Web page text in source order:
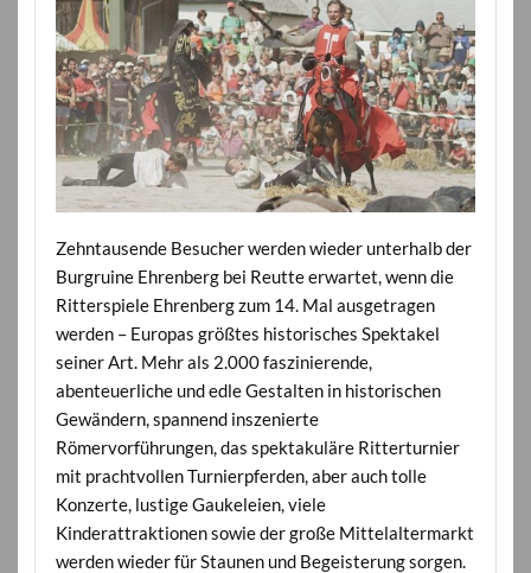
Zehntausende Besucher werden wieder unterhalb der
Burgruine Ehrenberg bei Reutte erwartet, wenn die
Ritterspiele Ehrenberg zum 14. Mal ausgetragen
werden – Europas größtes historisches Spektakel
seiner Art. Mehr als 2.000 faszinierende,
abenteuerliche und edle Gestalten in historischen
Gewändern, spannend inszenierte
Römervorführungen, das spektakuläre Ritterturnier
mit prachtvollen Turnierpferden, aber auch tolle
Konzerte, lustige Gaukeleien, viele
Kinderattraktionen sowie der große Mittelaltermarkt
werden wieder für Staunen und Begeisterung sorgen.